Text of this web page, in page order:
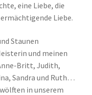
eine Liebe, die
Liebe.
Staunen
und meinen
Britt, Judith,
Sandra und Ruth…
in unserem